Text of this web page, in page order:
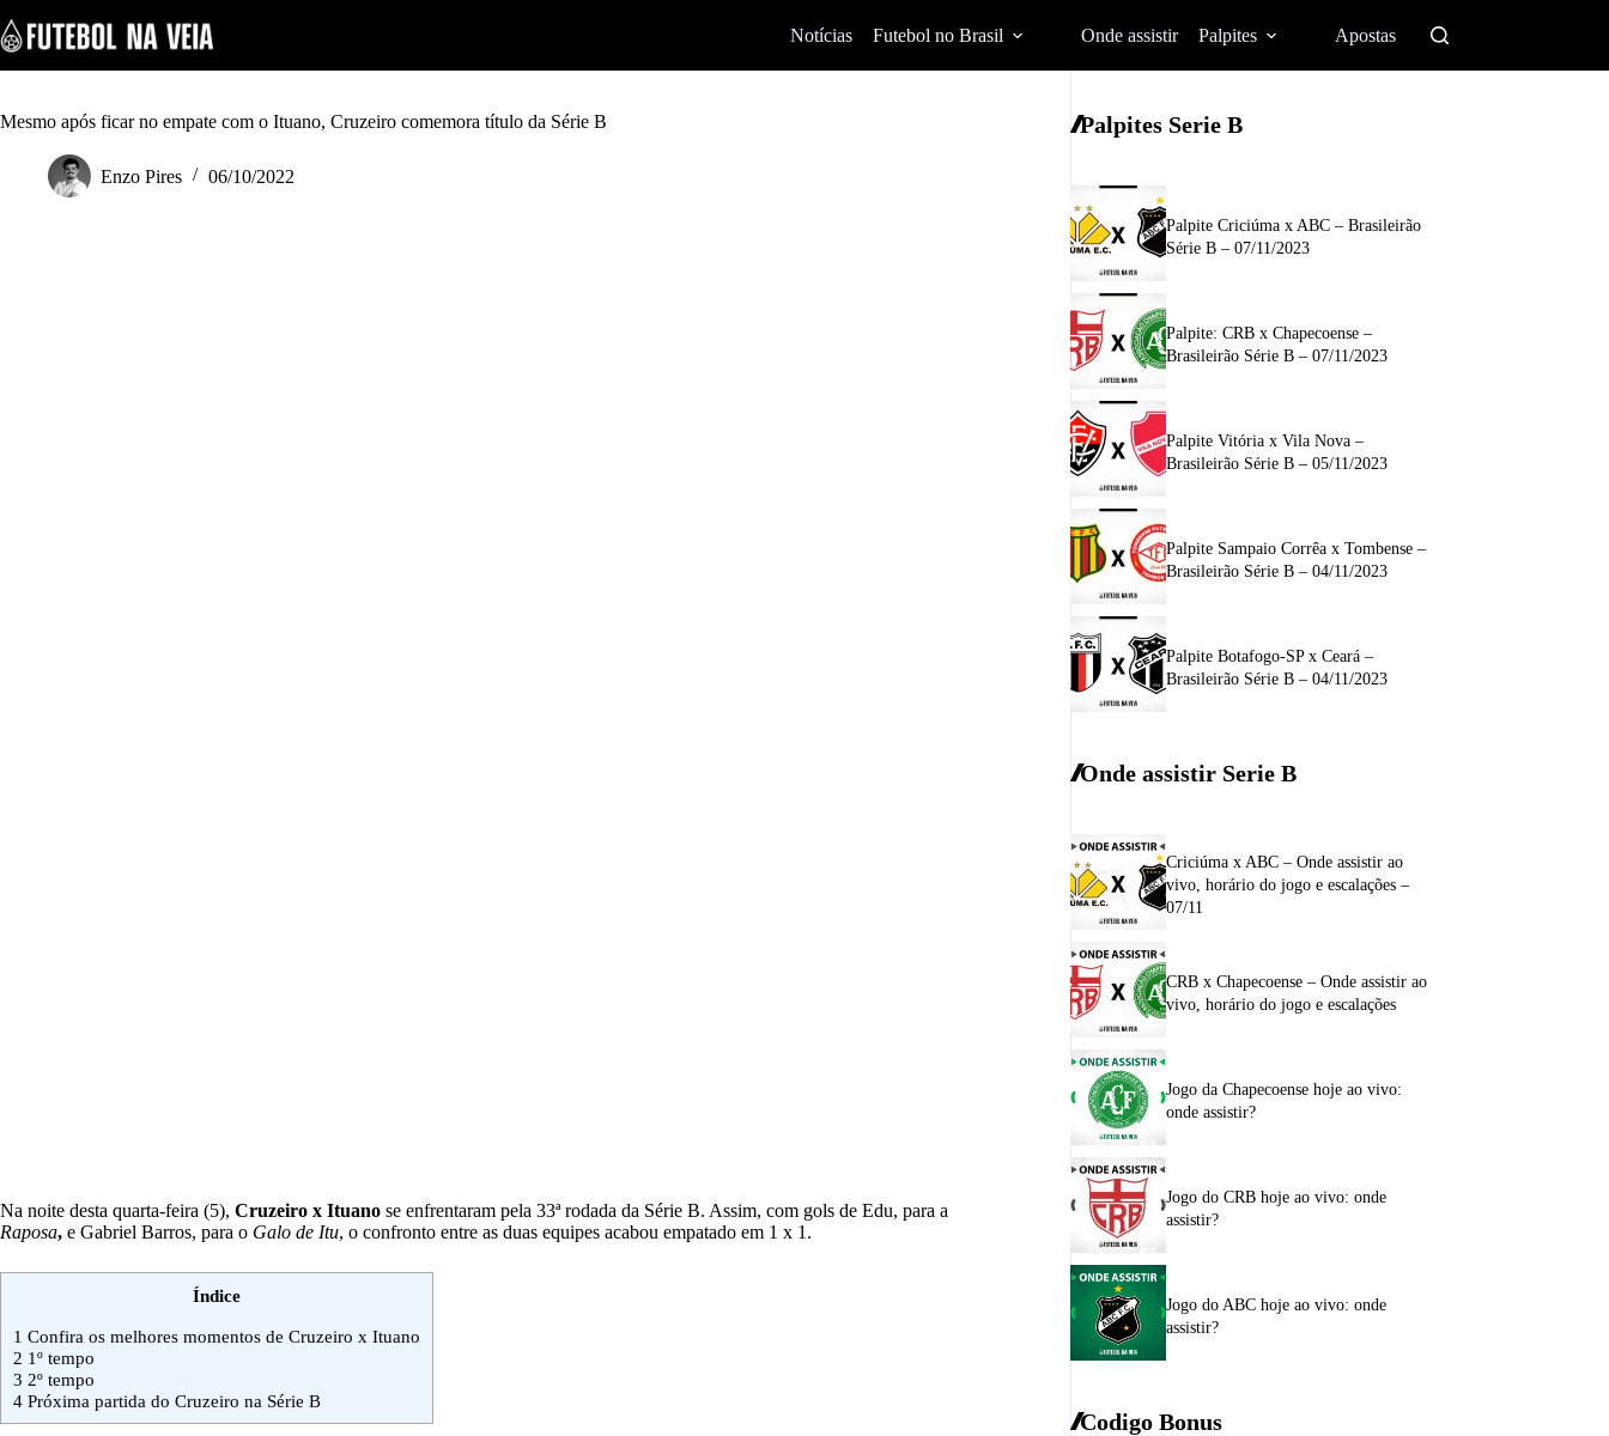
k
i
p
o
Notícias Futebol no Brasil Onde assistir Palpites Apostas
Mesmo após ficar no empate com o Ituano, Cruzeiro comemora título da Série B
Enzo Pires 06/10/2022
Na noite desta quarta-feira (5), Cruzeiro x Ituano se enfrentaram pela 33ª rodada da Série B. Assim, com gols de Edu, para a
Raposa, e Gabriel Barros, para o Galo de Itu, o confronto entre as duas equipes acabou empatado em 1 x 1.
Índice
1 Confira os melhores momentos de Cruzeiro x Ituano
2 1º tempo
3 2º tempo
4 Próxima partida do Cruzeiro na Série B
Palpites Serie B
Palpite Criciúma x ABC – Brasileirão
Série B – 07/11/2023
Palpite: CRB x Chapecoense –
Brasileirão Série B – 07/11/2023
Palpite Vitória x Vila Nova –
Brasileirão Série B – 05/11/2023
Palpite Sampaio Corrêa x Tombense –
Brasileirão Série B – 04/11/2023
Palpite Botafogo-SP x Ceará –
Brasileirão Série B – 04/11/2023
Onde assistir Serie B
Criciúma x ABC – Onde assistir ao
vivo, horário do jogo e escalações –
07/11
CRB x Chapecoense – Onde assistir ao
vivo, horário do jogo e escalações
Jogo da Chapecoense hoje ao vivo:
onde assistir?
Jogo do CRB hoje ao vivo: onde
assistir?
Jogo do ABC hoje ao vivo: onde
assistir?
Codigo Bonus